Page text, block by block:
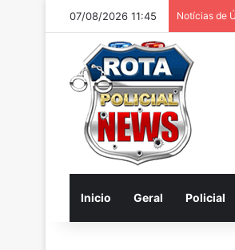
07/08/2026 11:45 Notícias de
Inicio Geral Policial